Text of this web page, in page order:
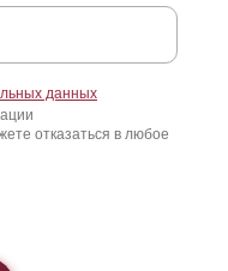
данных
отказаться в любое